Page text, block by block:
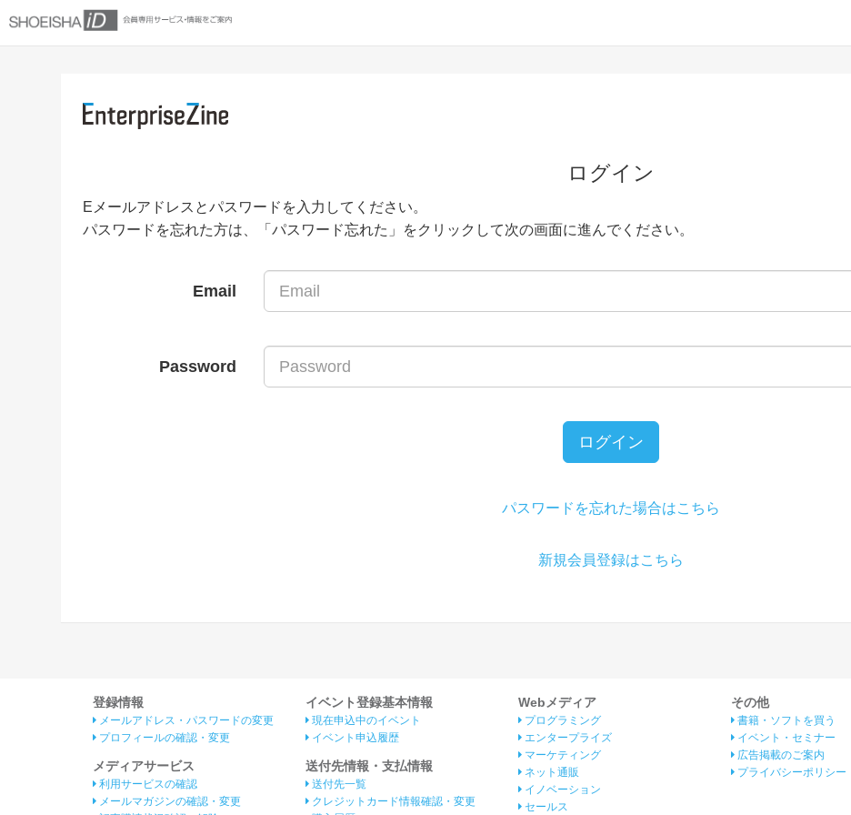
ログイン
Eメールアドレスとパスワードを入力してください。
パスワードを忘れた方は、「パスワード忘れた」をクリックして次の画面に進んでください。
Email
Password
ログイン
パスワードを忘れた場合はこちら
新規会員登録はこちら
登録情報
メールアドレス・パスワードの変更
プロフィールの確認・変更
メディアサービス
利用サービスの確認
メールマガジンの確認・変更
イベント登録基本情報
現在申込中のイベント
イベント申込履歴
送付先情報・支払情報
送付先一覧
クレジットカード情報確認・変更
Webメディア
プログラミング
エンタープライズ
マーケティング
ネット通販
イノベーション
セールス
その他
書籍・ソフトを買う
イベント・セミナー
広告掲載のご案内
プライバシーポリシー